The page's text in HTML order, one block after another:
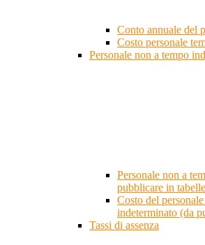
Conto annuale del
Costo personale
Personale non a tempo
Personale non a
pubblicare in
Costo del
indeterminato (da
Tassi di assenza